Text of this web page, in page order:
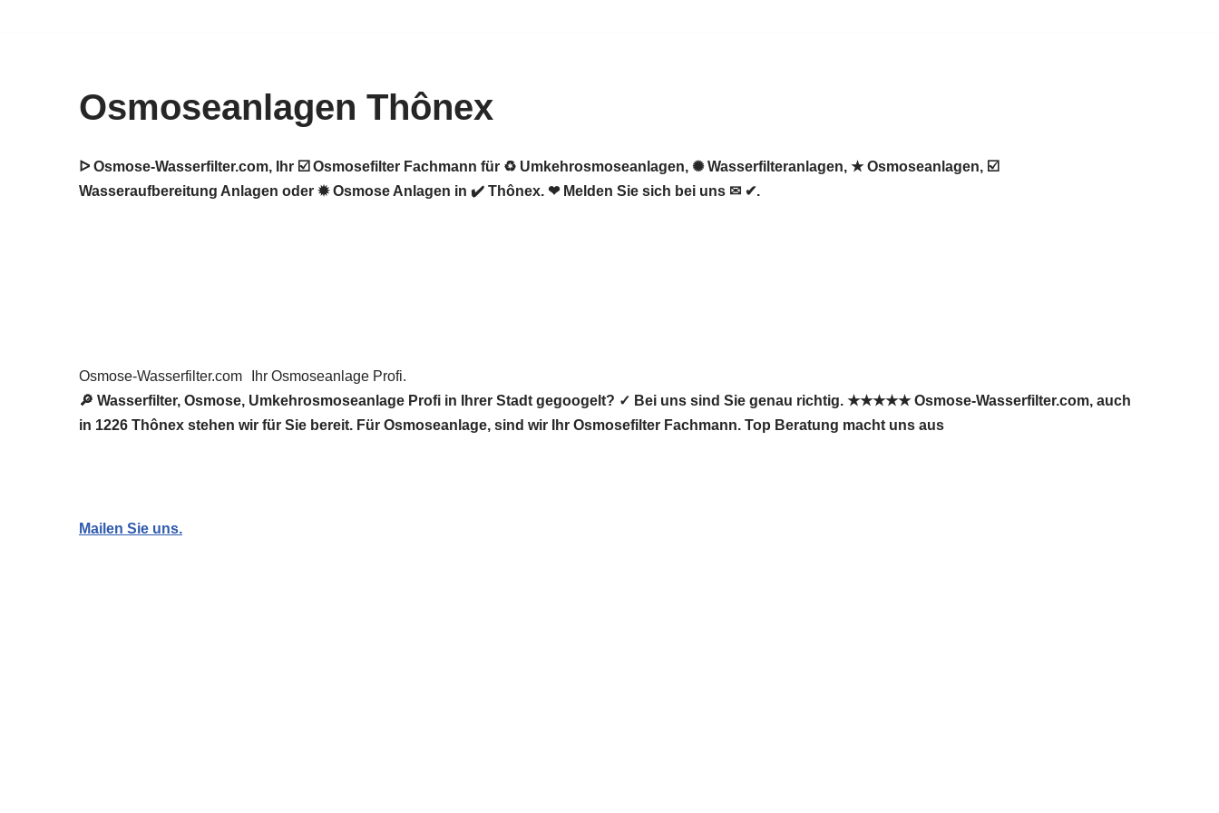
Osmoseanlagen Thônex
ᐅ Osmose-Wasserfilter.com, Ihr ☑️ Osmosefilter Fachmann für ♻ Umkehrosmoseanlagen, ✺ Wasserfilteranlagen, ★ Osmoseanlagen, ☑️
Wasseraufbereitung Anlagen oder ✹ Osmose Anlagen in ✔️ Thônex. ❤ Melden Sie sich bei uns ✉ ✔.
Osmose-Wasserfilter.com
Ihr Osmoseanlage Profi.
🔎 Wasserfilter, Osmose, Umkehrosmoseanlage Profi in Ihrer Stadt gegoogelt? ✓ Bei uns sind Sie genau richtig. ★★★★★ Osmose-Wasserfilter.com, auch
in 1226 Thônex stehen wir für Sie bereit. Für Osmoseanlage, sind wir Ihr Osmosefilter Fachmann. Top Beratung macht uns aus
Mailen Sie uns.